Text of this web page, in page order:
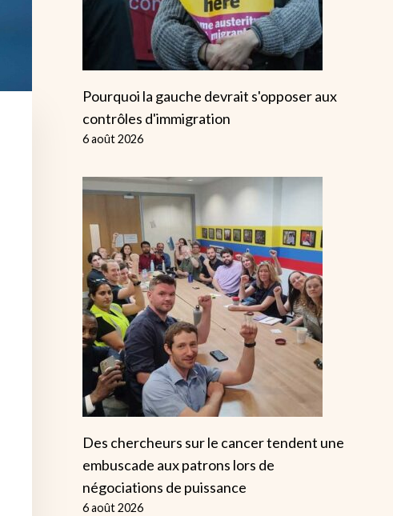
Pourquoi la gauche devrait s'opposer aux
contrôles d'immigration
6 août 2026
Des chercheurs sur le cancer tendent une
embuscade aux patrons lors de
négociations de puissance
6 août 2026